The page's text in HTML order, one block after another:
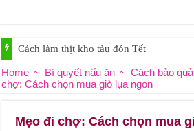
Cách làm thịt kho tàu đón Tết
Home ~ Bí quyết nấu ăn ~ Cách bảo
chợ: Cách chọn mua giò lụa ngon
Mẹo đi chợ: Cách chọn mua